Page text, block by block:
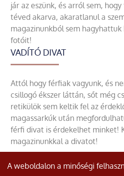
jár az eszünk, és arról sem,
téved akarva, akaratlanul a
magazinunkból sem
fotóit!
VADÍTÓ DIVAT
Attól hogy férfiak vagyunk, és
csillogó ékszer láttán, sőt még
retikülök sem keltik fel az
magassarkúk után
férfi divat is érdekelhet minket!
magazinunkkal a divatot!
A weboldalon a minőségi